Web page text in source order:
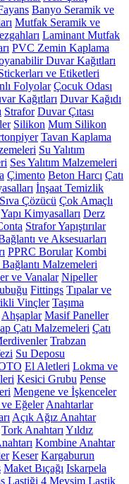
Banyo Seramik ve
Mutfak Seramik ve
Laminant Mutfak
PVC Zemin Kaplama
Duvar Kağıtları
ve Etiketleri
Folyolar Çocuk Odası
Kağıtları Duvar Kağıdı
Strafor Duvar Çıtası
Silikon Mum Silikon
Tavan Kaplama
Su Yalıtım
Ses Yalıtım Malzemeleri
Çimento Beton Harcı Çatı
İnşaat Temizlik
Çözücü Çok Amaçlı
Yapı Kimyasalları Derz
Strafor Yapıştırılar
ve Aksesuarları
PPRC Borular Kombi
Malzemeleri
ve Vanalar Nipeller
Fittings Tıpalar ve
Vinçler Taşıma
Ahşaplar Masif Paneller
Çatı Malzemeleri Çatı
Trabzan
Su Deposu
El Aletleri Lokma ve
Kesici Grubu Pense
Mengene ve İşkenceler
ve Eğeler Anahtarlar
Açık Ağız Anahtar
Tork Anahtarı Yıldız
Kombine Anahtar
Keser Kargaburun
Maket Bıçağı Iskarpela
Lastiği 4 Mevsim Lastik